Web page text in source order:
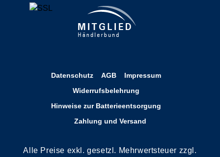
Datenschutz AGB
Impressum
Widerrufsbelehrung
Hinweise zur Batterieentsorgung
Zahlung und Versand
Alle Preise exkl. gesetzl. Mehrwertsteuer zzgl.